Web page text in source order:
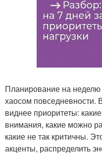
Планирование на неделю
хаосом повседневности.
виднее приоритеты:
внимания, какие можно
какие не так критичны.
акценты, распределить